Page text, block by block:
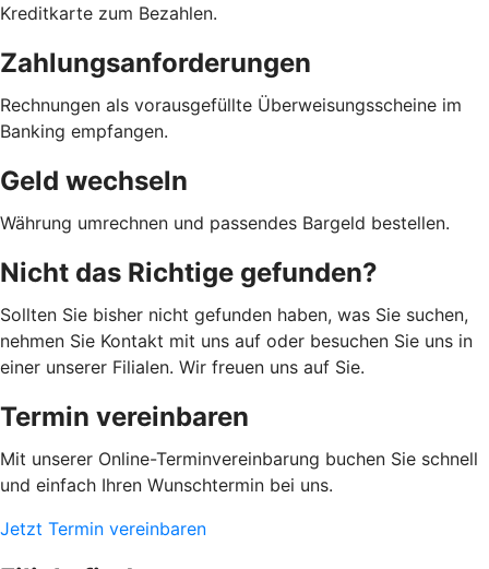
Kreditkarte zum Bezahlen.
Zahlungsanforderungen
Rechnungen als vorausgefüllte Überweisungsscheine im
Banking empfangen.
Geld wechseln
Währung umrechnen und passendes Bargeld bestellen.
Nicht das Richtige gefunden?
Sollten Sie bisher nicht gefunden haben, was Sie suchen,
nehmen Sie Kontakt mit uns auf oder besuchen Sie uns in
einer unserer Filialen. Wir freuen uns auf Sie.
Termin vereinbaren
Mit unserer Online-Terminvereinbarung buchen Sie schnell
und einfach Ihren Wunschtermin bei uns.
Jetzt Termin vereinbaren